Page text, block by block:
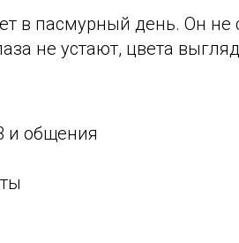
в пасмурный день. Он
не устают, цвета
и общения